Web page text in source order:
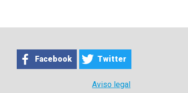
Facebook Twitter
Aviso legal